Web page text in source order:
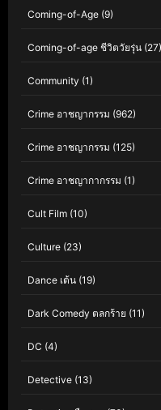
Coming-of-Age (9)
Coming-of-age ชีวิตวัยรุ่น (27)
Community (1)
Crime อาชญากรรม (962)
Crime อาชญากรรม (125)
Crime อาชญากากรรม (1)
Cult Film (10)
Culture (23)
Dance เต้น (19)
Dark Comedy ตลกร้าย (11)
DC (4)
Detective (13)